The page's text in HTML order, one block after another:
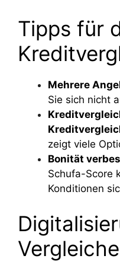
Tipps für
Mehrere
Sie sich nicht
zeigt viele
Bonität
Schufa-Score
Konditionen